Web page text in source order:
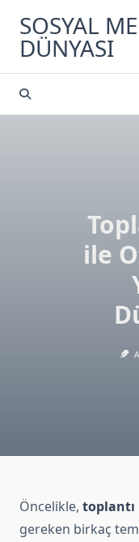
content
SOSYAL
DÜNYASI
ile
Öncelikle, toplantı
gereken birkaç